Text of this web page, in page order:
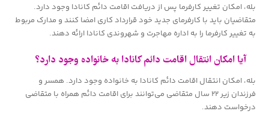
بله، امکان تغییر کارفرما پس از دریافت اقامت دائم کانادا وجود دارد.
متقاضیان باید با کارفرمای جدید خود قرارداد کاری امضا کنند و مدارک مربوط
به تغییر کارفرما را به اداره مهاجرت و شهروندی کانادا ارائه دهند.
آیا امکان انتقال اقامت دائم کانادا به خانواده وجود دارد؟
بله، امکان انتقال اقامت دائم کانادا به خانواده وجود دارد. همسر و
فرزندان زیر ۲۲ سال متقاضی می‌توانند برای اقامت دائم همراه با متقاضی
درخواست دهند.